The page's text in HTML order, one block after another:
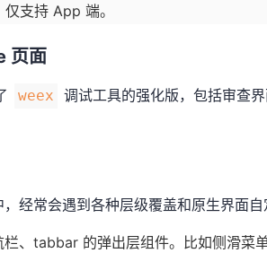
仅支持 App 端。
页面
weex 调试工具的强化版，包括审查
经常会遇到各种层级覆盖和原生界面自
栏、tabbar 的弹出层组件。比如侧滑菜